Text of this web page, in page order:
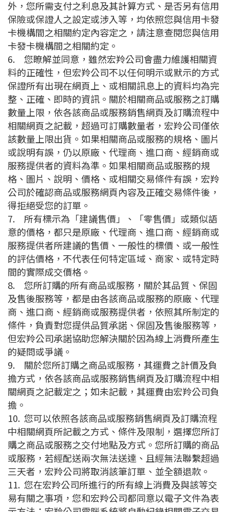
外，您所需支付之利息及其計算方式、是否另有信用
保險或保證人之設定或涉入等，均依照您與信用卡發
卡機構間之相關約定內容定之，請注意查閱您與信用
卡發卡機構間之相關約定。
6.
您瞭解並同意，雖然宏羚公司會盡力維護相關資
料的正確性，但宏羚公司不以任何明示或默示的方式
保證所有出現在網頁上、或相關訊息上的資料均為完
整、正確、即時的資訊。關於相關商品或服務之訂購
數量上限，依各該商品或服務銷售網頁及訂購流程中
相關網頁之記載，超過可訂購數量者，宏羚公司僅依
該數量上限出貨。如果相關商品或服務的規格、圖片
或說明有誤，仍以原廠、代理商、進口商、經銷商或
服務提供者的資料為準。如果相關商品或服務的規
格、圖片、說明、價格、或相關交易條件有誤，宏羚
公司於確認商品或服務網頁內容及正確交易條件後，
得拒絕受您的訂單。
7.
所有標示為「建議售價」、「零售價」或類似語
意的價格，都只是原廠、代理商、進口商、經銷商或
服務提供者所建議的售價、一般性的標價、或一般性
的評估價格，不代表任何特定區域、商家、或特定時
間的實際成交價格。
8.
您所訂購的所有商品或服務，關於其品質、保固
及售後服務等，都是由各該商品或服務的原廠、代理
商、進口商、經銷商或服務提供者，依照其所制定的
條件，負責對您提供品質承諾、保固及售後服務等，
但宏羚公司承諾協助您解決關於因為線上消費所產生
的疑問或爭議。
9.
關於您所訂購之商品或服務，其運費之計價及負
擔方式，依各該商品或服務銷售網頁及訂購流程中相
關網頁之記載定之；如未記載，其運費由宏羚公司負
擔。
10. 您可以依照各該商品或服務銷售網頁及訂購流程
中相關網頁所記載之方式、條件及限制，選擇您所訂
購之商品或服務之交付地點及方式。您所訂購的商品
或服務，若經配送兩次無法送達、且經無法聯繫超過
三天者，宏羚公司將取消該筆訂單、並全額退款。
11. 您在宏羚公司所進行的所有線上消費及與該等交
易有關之事項，您和宏羚公司都同意以電子文件為表